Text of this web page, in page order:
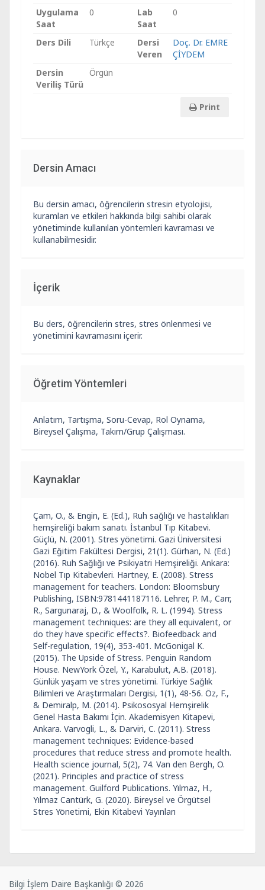
Uygulama
Saat
0
Lab
Saat
0
Ders Dili Türkçe
Dersi
Veren
Doç. Dr. EMRE
ÇİYDEM
Dersin
Veriliş Türü
Örgün
Print
Dersin Amacı
Bu dersin amacı, öğrencilerin stresin etyolojisi,
kuramları ve etkileri hakkında bilgi sahibi olarak
yönetiminde kullanılan yöntemleri kavraması ve
kullanabilmesidir.
İçerik
Bu ders, öğrencilerin stres, stres önlenmesi ve
yönetimini kavramasını içerir.
Öğretim Yöntemleri
Anlatım, Tartışma, Soru-Cevap, Rol Oynama,
Bireysel Çalışma, Takım/Grup Çalışması.
Kaynaklar
Çam, O., & Engin, E. (Ed.), Ruh sağlığı ve hastalıkları
hemşireliği bakım sanatı. İstanbul Tıp Kitabevi.
Güçlü, N. (2001). Stres yönetimi. Gazi Üniversitesi
Gazi Eğitim Fakültesi Dergisi, 21(1). Gürhan, N. (Ed.)
(2016). Ruh Sağlığı ve Psikiyatri Hemşireliği. Ankara:
Nobel Tıp Kitabevleri. Hartney, E. (2008). Stress
management for teachers. London: Bloomsbury
Publishing, ISBN:9781441187116. Lehrer, P. M., Carr,
R., Sargunaraj, D., & Woolfolk, R. L. (1994). Stress
management techniques: are they all equivalent, or
do they have specific effects?. Biofeedback and
Self-regulation, 19(4), 353-401. McGonigal K.
(2015). The Upside of Stress. Penguin Random
House. NewYork Özel, Y., Karabulut, A.B. (2018).
Günlük yaşam ve stres yönetimi. Türkiye Sağlık
Bilimleri ve Araştırmaları Dergisi, 1(1), 48-56. Öz, F.,
& Demiralp, M. (2014). Psikososyal Hemşirelik
Genel Hasta Bakımı İçin. Akademisyen Kitapevi,
Ankara. Varvogli, L., & Darviri, C. (2011). Stress
management techniques: Evidence-based
procedures that reduce stress and promote health.
Health science journal, 5(2), 74. Van den Bergh, O.
(2021). Principles and practice of stress
management. Guilford Publications. Yılmaz, H.,
Yılmaz Cantürk, G. (2020). Bireysel ve Örgütsel
Stres Yönetimi, Ekin Kitabevi Yayınları
Bilgi İşlem Daire Başkanlığı © 2026